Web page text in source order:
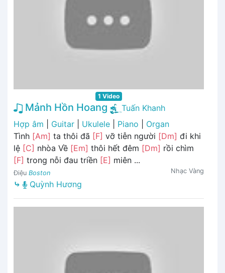
1 Video
Mảnh Hồn Hoang
Tuấn Khanh
Hợp âm
Guitar Ukulele Piano
Organ
Tình [Am] ta thôi đã [F] vỡ tiễn người [Dm] đi khi
lệ [C] nhòa Về [Em] thôi hết đêm [Dm] rồi chìm
[F] trong nỗi đau triền [E] miên ...
Điệu Boston Nhạc Vàng
⤷ Quỳnh Hương